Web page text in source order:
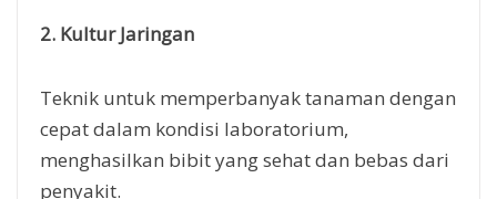
2. Kultur Jaringan
Teknik untuk memperbanyak tanaman dengan
cepat dalam kondisi laboratorium,
menghasilkan bibit yang sehat dan bebas dari
penyakit.